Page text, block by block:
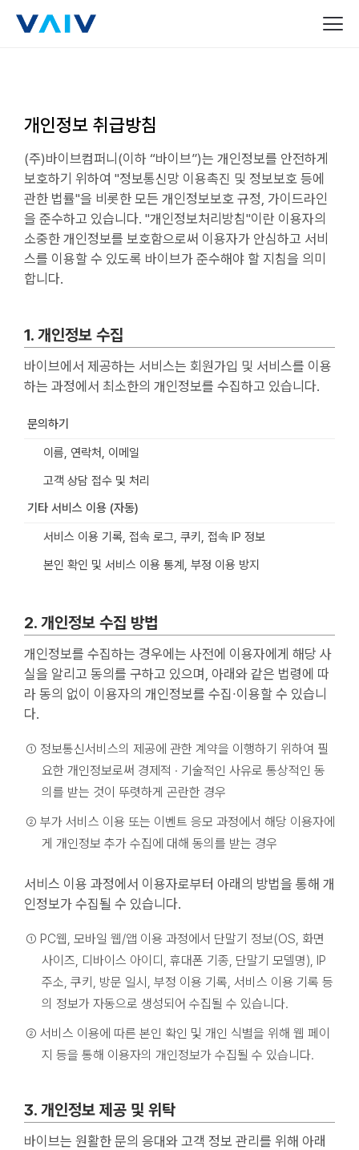
개인정보 취급방침
(주)바이브컴퍼니(이하 “바이브”)는 개인정보를 안전하게
보호하기 위하여 "정보통신망 이용촉진 및 정보보호 등에
관한 법률"을 비롯한 모든 개인정보보호 규정, 가이드라인
을 준수하고 있습니다. "개인정보처리방침"이란 이용자의
소중한 개인정보를 보호함으로써 이용자가 안심하고 서비
스를 이용할 수 있도록 바이브가 준수해야 할 지침을 의미
합니다.
1. 개인정보 수집
바이브에서 제공하는 서비스는 회원가입 및 서비스를 이용
하는 과정에서 최소한의 개인정보를 수집하고 있습니다.
문의하기
이름, 연락처, 이메일
고객 상담 접수 및 처리
기타 서비스 이용 (자동)
서비스 이용 기록, 접속 로그, 쿠키, 접속 IP 정보
본인 확인 및 서비스 이용 통계, 부정 이용 방지
2. 개인정보 수집 방법
개인정보를 수집하는 경우에는 사전에 이용자에게 해당 사
실을 알리고 동의를 구하고 있으며, 아래와 같은 법령에 따
라 동의 없이 이용자의 개인정보를 수집∙이용할 수 있습니
다.
① 정보통신서비스의 제공에 관한 계약을 이행하기 위하여 필
요한 개인정보로써 경제적 · 기술적인 사유로 통상적인 동
의를 받는 것이 뚜렷하게 곤란한 경우
② 부가 서비스 이용 또는 이벤트 응모 과정에서 해당 이용자에
게 개인정보 추가 수집에 대해 동의를 받는 경우
서비스 이용 과정에서 이용자로부터 아래의 방법을 통해 개
인정보가 수집될 수 있습니다.
① PC웹, 모바일 웹/앱 이용 과정에서 단말기 정보(OS, 화면
사이즈, 디바이스 아이디, 휴대폰 기종, 단말기 모델명), IP
주소, 쿠키, 방문 일시, 부정 이용 기록, 서비스 이용 기록 등
의 정보가 자동으로 생성되어 수집될 수 있습니다.
② 서비스 이용에 따른 본인 확인 및 개인 식별을 위해 웹 페이
지 등을 통해 이용자의 개인정보가 수집될 수 있습니다.
3. 개인정보 제공 및 위탁
바이브는 원활한 문의 응대와 고객 정보 관리를 위해 아래